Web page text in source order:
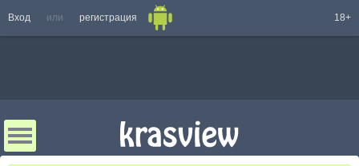
Вход или регистрация 18+